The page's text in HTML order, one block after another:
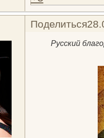
Поделиться
Русский